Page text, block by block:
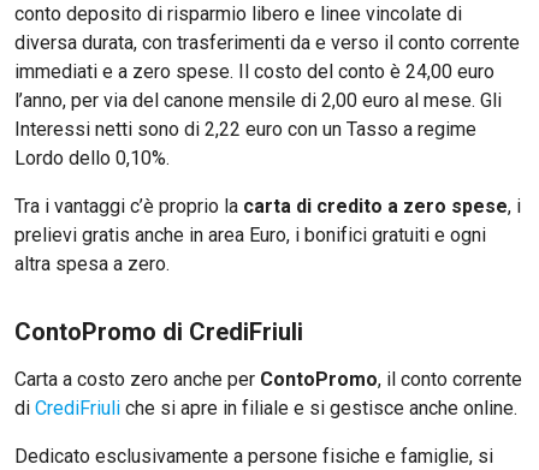
conto deposito di risparmio libero e linee vincolate di
diversa durata, con trasferimenti da e verso il conto corrente
immediati e a zero spese. Il costo del conto è 24,00 euro
l’anno, per via del canone mensile di 2,00 euro al mese. Gli
Interessi netti sono di 2,22 euro con un Tasso a regime
Lordo dello 0,10%.
Tra i vantaggi c’è proprio la carta di credito a zero spese, i
prelievi gratis anche in area Euro, i bonifici gratuiti e ogni
altra spesa a zero.
ContoPromo di CrediFriuli
Carta a costo zero anche per ContoPromo, il conto corrente
di CrediFriuli che si apre in filiale e si gestisce anche online.
Dedicato esclusivamente a persone fisiche e famiglie, si